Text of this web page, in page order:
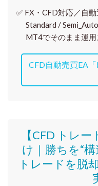
✅ FX・CFD対応／自
Standard /
MT4でそのまま運用
CFD自動売買EA
【CFD トレー
け｜ 勝ちを“
トレードを脱